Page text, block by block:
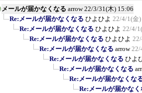
メールが届かなくなる arrow 22/3/31(木) 15:06
Re:メールが届かなくなる ひよひよ 22/4/1(金)
Re:メールが届かなくなる ひよひよ 22/4/
Re:メールが届かなくなる ひよひよ
Re:メールが届かなくなる arrow 22/
Re:メールが届かなくなる ひよ
Re:メールが届かなくなる
Re:メールが届かなくな
Re:メールが届かなく